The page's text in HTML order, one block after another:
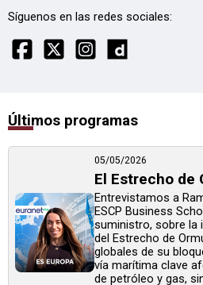
Síguenos en las redes sociales:
Últimos programas
05/05/2026
El Estrecho de
Entrevistamos a
ESCP Business
suministro, sobre la
del Estrecho de
globales de su
vía marítima clave
de petróleo y gas,